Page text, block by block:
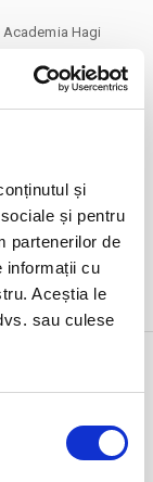
și
și pentru
partenerilor de
informații cu
Aceștia le
sau culese
Hagi